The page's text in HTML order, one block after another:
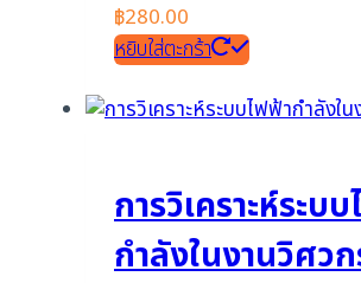
฿280.00
หยิบใส่ตะกร้า
การวิเคราะห์ระบ
กำลังในงานวิศว